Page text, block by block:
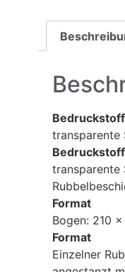
Bedruckstoff
transparente
Bedruckstoff
transparente
Format
Bogen: 210
Format
Einzelner